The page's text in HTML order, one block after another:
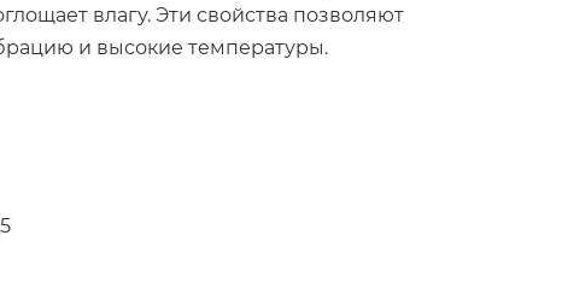
влагу. Эти свойства позволяют
и высокие температуры.